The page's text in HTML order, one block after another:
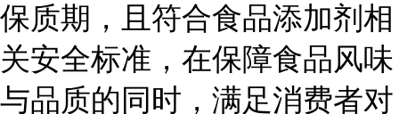
保质期，且符合食品添加剂相
关安全标准，在保障食品风味
与品质的同时，满足消费者对